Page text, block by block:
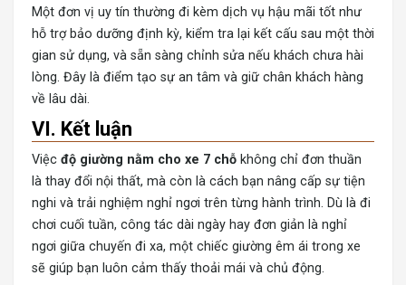
Một đơn vị uy tín thường đi kèm dịch vụ hậu mãi tốt như
hỗ trợ bảo dưỡng định kỳ, kiểm tra lại kết cấu sau một thời
gian sử dụng, và sẵn sàng chỉnh sửa nếu khách chưa hài
lòng. Đây là điểm tạo sự an tâm và giữ chân khách hàng
về lâu dài.
VI. Kết luận
Việc độ giường nằm cho xe 7 chỗ không chỉ đơn thuần
là thay đổi nội thất, mà còn là cách bạn nâng cấp sự tiện
nghi và trải nghiệm nghỉ ngơi trên từng hành trình. Dù là đi
chơi cuối tuần, công tác dài ngày hay đơn giản là nghỉ
ngơi giữa chuyến đi xa, một chiếc giường êm ái trong xe
sẽ giúp bạn luôn cảm thấy thoải mái và chủ động.